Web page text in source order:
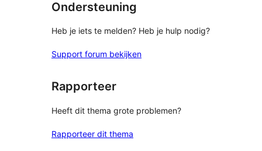
Ondersteuning
Heb je iets te melden? Heb je hulp nodig?
Support forum bekijken
Rapporteer
Heeft dit thema grote problemen?
Rapporteer dit thema